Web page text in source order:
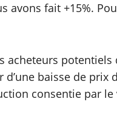
avons fait +15%.
potentiels
baisse de prix
consentie par